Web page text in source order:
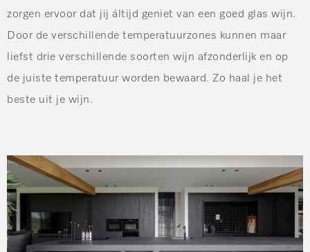
zorgen ervoor dat jij áltijd geniet van een goed glas wijn.
Door de verschillende temperatuurzones kunnen maar
liefst drie verschillende soorten wijn afzonderlijk en op
de juiste temperatuur worden bewaard. Zo haal je het
beste uit je wijn.